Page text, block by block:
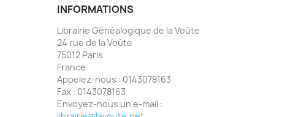
INFORMATIONS
Librairie Généalogique de la Voûte
24 rue de la Voûte
75012 Paris
France
Appelez-nous : 0143078163
Fax : 0143078163
Envoyez-nous un e-mail :